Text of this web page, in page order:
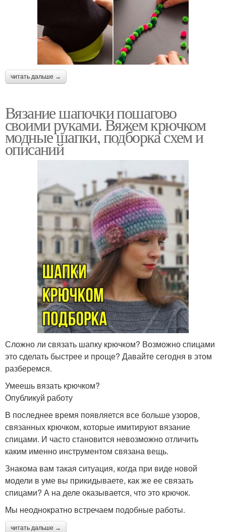
читать дальше →
Вязание шапочки пошагово
своими руками. Вяжем крючком
модные шапки, подборка схем и
описаний
Сложно ли связать шапку крючком? Возможно спицами
это сделать быстрее и проще? Давайте сегодня в этом
разберемся.
Умеешь вязать крючком?
Опубликуй работу
В последнее время появляется все больше узоров,
связанных крючком, которые имитируют вязание
спицами. И часто становится невозможно отличить
каким именно инструментом связана вещь.
Знакома вам такая ситуация, когда при виде новой
модели в уме вы прикидываете, как же ее связать
спицами? А на деле оказывается, что это крючок.
Мы неоднократно встречаем подобные работы.
читать дальше →